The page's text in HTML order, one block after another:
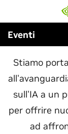
main
content
Eventi
Stiamo
sull'IA a un
per offrire
ad